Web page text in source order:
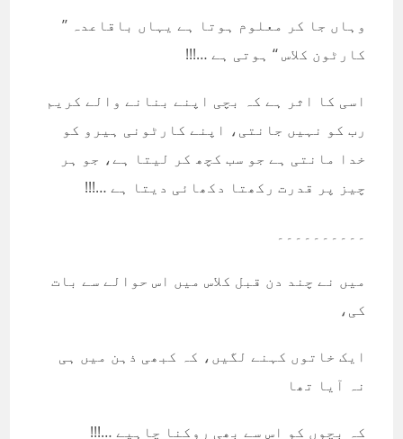
وہاں جا کر معلوم ہوتا ہے یہاں باقاعدہ ’’
کارٹون کلاس ‘‘ ہوتی ہے …!!!
اسی کا اثر ہے کہ بچی اپنے بنانے والے کریم
رب کو نہیں جانتی، اپنے کارٹونی ہیرو کو
خدا مانتی ہے جو سب کچھ کر لیتا ہے، جو ہر
چیز پر قدرت رکھتا دکھائی دیتا ہے …!!!
۔۔۔۔۔۔۔۔۔۔
میں نے چند دن قبل کلاس میں اس حوالے سے بات
کی،
ایک خاتوں کہنے لگیں، کہ کبھی ذہن میں ہی
نہ آیا تھا
کہ بچوں کو اس سے بھی روکنا چاہیے …!!!